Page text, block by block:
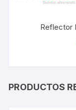
Reflector
PRODUCTOS